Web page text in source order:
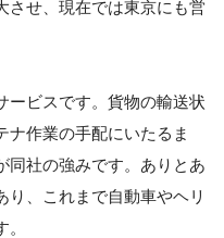
させ、現在では東京にも営
ービスです。貨物の輸送状
ナ作業の手配にいたるま
同社の強みです。ありとあ
り、これまで自動車やヘリ